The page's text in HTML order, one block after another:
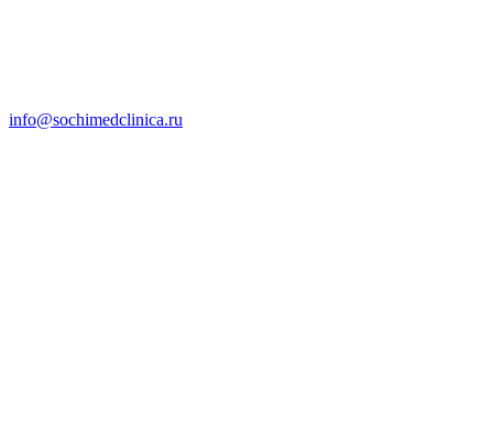
info@sochimedclinica.ru